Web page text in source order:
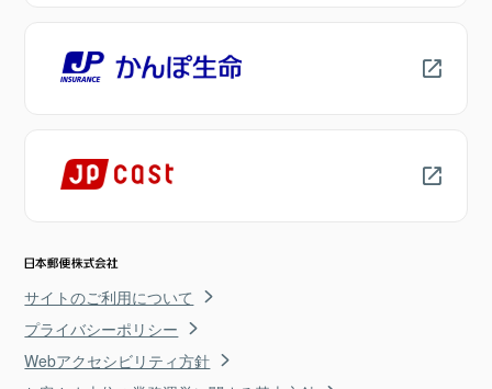
サイトのご利用について
プライバシーポリシー
Webアクセシビリティ方針